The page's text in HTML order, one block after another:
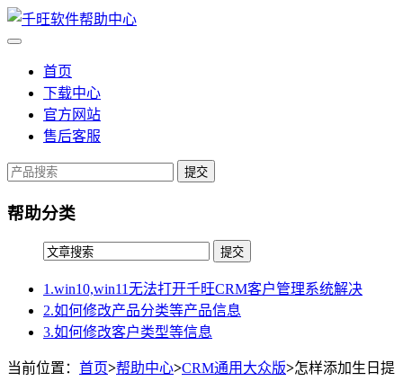
首页
下载中心
官方网站
售后客服
提交
帮助分类
1.win10,win11无法打开千旺CRM客户管理系统解决
2.如何修改产品分类等产品信息
3.如何修改客户类型等信息
当前位置： 首页>帮助中心>CRM通用大众版>怎样添加生日提